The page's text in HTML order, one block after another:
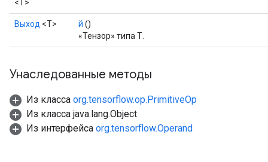
<T>
Выход <Т> й ()
«Тензор» типа Т.
Унаследованные методы
Из класса org.tensorflow.op.PrimitiveOp
Из класса java.lang.Object
Из интерфейса org.tensorflow.Operand